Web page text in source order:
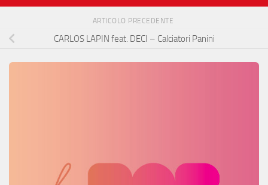
ARTICOLO PRECEDENTE
CARLOS LAPIN feat. DECI – Calciatori Panini